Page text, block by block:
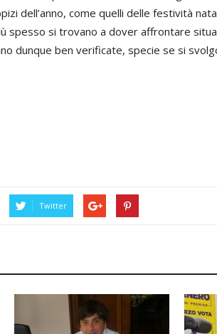
dell’anno, come quelli delle festività
spesso si trovano a dover affrontare
dunque ben verificate, specie se si
Twitter